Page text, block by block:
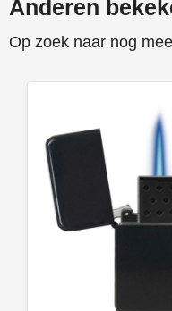
Anderen
Op zoek naar nog